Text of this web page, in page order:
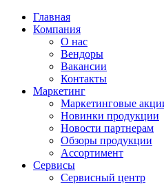
Главная
Компания
О нас
Вендоры
Вакансии
Контакты
Маркетинг
Маркетинговые
Новинки продукции
Новости партнерам
Обзоры продукции
Ассортимент
Сервисы
Сервисный центр